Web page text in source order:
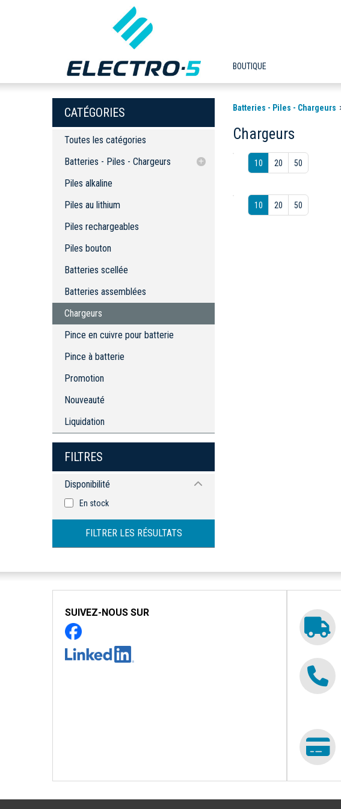
BOUTIQUE
CATÉGORIES
Toutes les catégories
Batteries - Piles - Chargeurs
Piles alkaline
Piles bouton
Batteries scellée
Chargeurs
Pince en cuivre pour batterie
Pince à batterie
Piles alkaline
Piles au lithium
Piles rechargeables
Piles bouton
Batteries scellée
Batteries assemblées
Chargeurs
Pince en cuivre pour batterie
Pince à batterie
Promotion
Nouveauté
Liquidation
FILTRES
Disponibilité
En stock
FILTRER LES RÉSULTATS
Batteries - Piles - Chargeurs
Chargeurs
10 20 50
10 20 50
SUIVEZ-NOUS SUR